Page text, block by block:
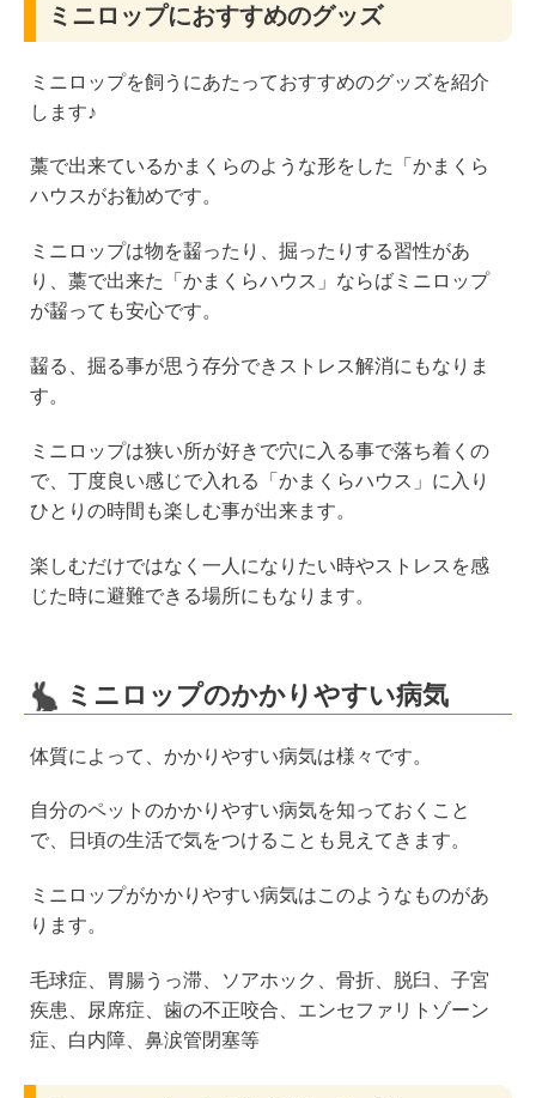
ミニロップにおすすめのグッズ
ミニロップを飼うにあたっておすすめのグッズを紹介
します♪
藁で出来ているかまくらのような形をした「かまくら
ハウスがお勧めです。
ミニロップは物を齧ったり、掘ったりする習性があ
り、藁で出来た「かまくらハウス」ならばミニロップ
が齧っても安心です。
齧る、掘る事が思う存分できストレス解消にもなりま
す。
ミニロップは狭い所が好きで穴に入る事で落ち着くの
で、丁度良い感じで入れる「かまくらハウス」に入り
ひとりの時間も楽しむ事が出来ます。
楽しむだけではなく一人になりたい時やストレスを感
じた時に避難できる場所にもなります。
ミニロップのかかりやすい病気
体質によって、かかりやすい病気は様々です。
自分のペットのかかりやすい病気を知っておくこと
で、日頃の生活で気をつけることも見えてきます。
ミニロップがかかりやすい病気はこのようなものがあ
ります。
毛球症、胃腸うっ滞、ソアホック、骨折、脱臼、子宮
疾患、尿席症、歯の不正咬合、エンセファリトゾーン
症、白内障、鼻涙管閉塞等